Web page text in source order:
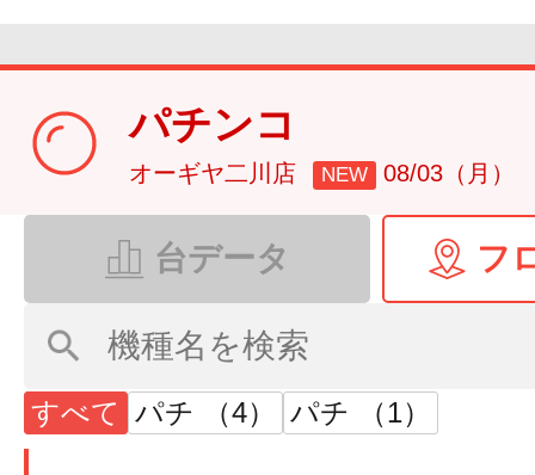
パチンコ
オーギヤ二川店 NEW 08/03（月）
台データ フ
すべて パチ （4） パチ （1）